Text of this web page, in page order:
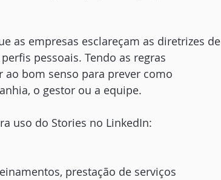
as empresas esclareçam as diretrizes de
pessoais. Tendo as regras
bom senso para prever como
o gestor ou a equipe.
uso do Stories no LinkedIn:
prestação de serviços